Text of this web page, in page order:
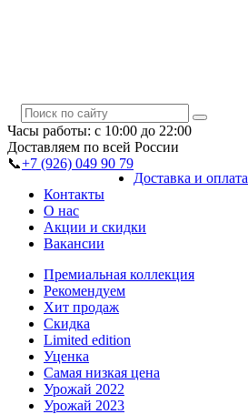
Часы работы: с 10:00 до 22:00
Доставляем по всей России
📞+7 (926) 049 90 79
Доставка и оплата
Контакты
О нас
Акции и скидки
Вакансии
Премиальная коллекция
Рекомендуем
Хит продаж
Скидка
Limited edition
Уценка
Самая низкая цена
Урожай 2022
Урожай 2023